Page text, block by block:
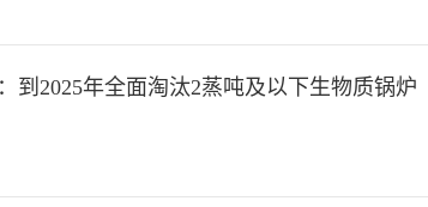
到2025年全面淘汰2蒸吨及以下生物质锅炉